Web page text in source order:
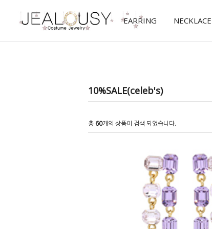
EARRING NECKLACE
10%SALE(celeb's)
총 60개의 상품이 검색 되었습니다.